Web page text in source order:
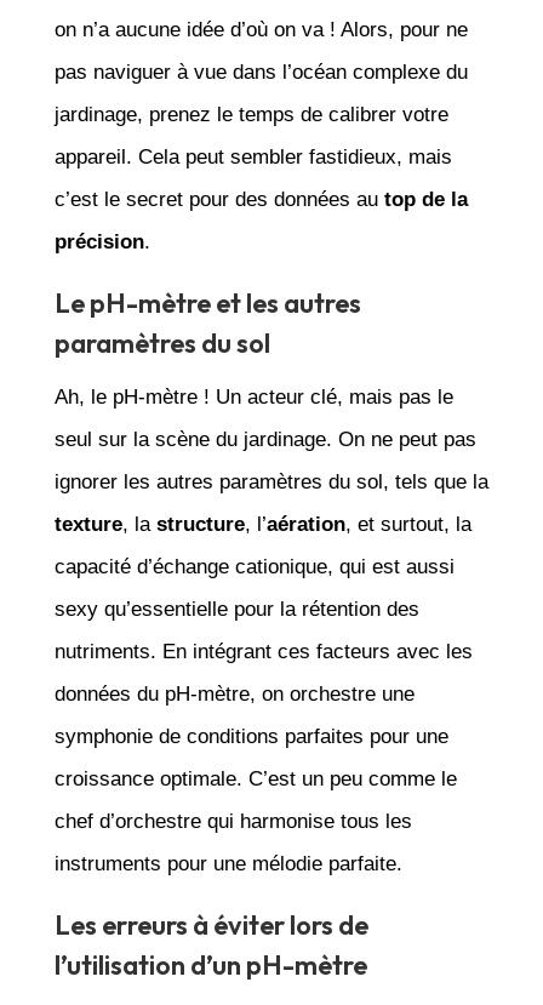
on n’a aucune idée d’où on va ! Alors, pour ne
pas naviguer à vue dans l’océan complexe du
jardinage, prenez le temps de calibrer votre
appareil. Cela peut sembler fastidieux, mais
c’est le secret pour des données au top de la
précision.
Le pH-mètre et les autres
paramètres du sol
Ah, le pH-mètre ! Un acteur clé, mais pas le
seul sur la scène du jardinage. On ne peut pas
ignorer les autres paramètres du sol, tels que la
texture, la structure, l’aération, et surtout, la
capacité d’échange cationique, qui est aussi
sexy qu’essentielle pour la rétention des
nutriments. En intégrant ces facteurs avec les
données du pH-mètre, on orchestre une
symphonie de conditions parfaites pour une
croissance optimale. C’est un peu comme le
chef d’orchestre qui harmonise tous les
instruments pour une mélodie parfaite.
Les erreurs à éviter lors de
l’utilisation d’un pH-mètre